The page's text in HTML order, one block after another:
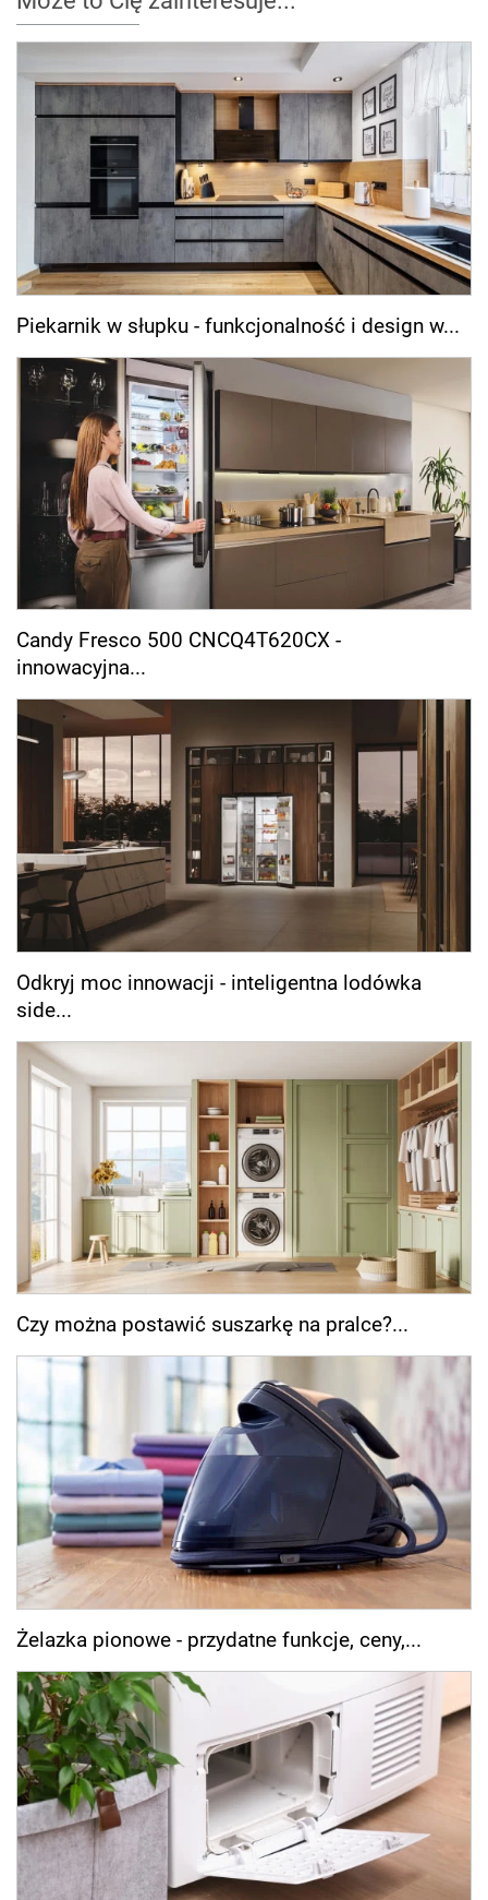
Piekarnik w słupku - funkcjonalność i design w...
Candy Fresco 500 CNCQ4T620CX -
innowacyjna...
Odkryj moc innowacji - inteligentna lodówka
side...
Czy można postawić suszarkę na pralce?...
Żelazka pionowe - przydatne funkcje, ceny,...